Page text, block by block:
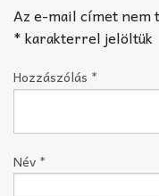
Az e-mail címet nem
*karakterrel jelöltük
Hozzászólás *
Név *